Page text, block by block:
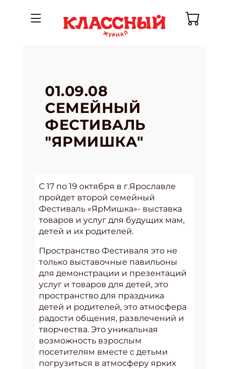
01.09.08
CЕМЕЙНЫЙ
ФЕСТИВАЛЬ
"ЯРМИШКА"
С 17 по 19 октября в г.Ярославле
пройдет второй семейный
Фестиваль «ЯрМишка»- выставка
товаров и услуг для будущих мам,
детей и их родителей.
Пространство Фестиваля это не
только выставочные павильоны
для демонстрации и презентаций
услуг и товаров для детей, это
пространство для праздника
детей и родителей, это атмосфера
радости общения, развлечений и
творчества. Это уникальная
возможность взрослым
посетителям вместе с детьми
погрузиться в атмосферу ярких